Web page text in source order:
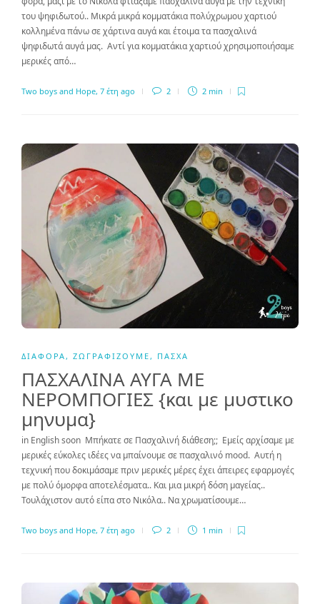
του ψηφιδωτού.. Μικρά μικρά κομματάκια πολύχρωμου χαρτιού
κολλημένα πάνω σε χάρτινα αυγά και έτοιμα τα πασχαλινά
ψηφιδωτά αυγά μας. Αντί για κομματάκια χαρτιού χρησιμοποιήσαμε
μερικές από…
Two boys and Hope, 7 έτη ago 2 2 min
ΔΙΆΦΟΡΑ, ΖΩΓΡΑΦΊΖΟΥΜΕ, ΠΆΣΧΑ
ΠΑΣΧΑΛΙΝΑ ΑΥΓΑ ΜΕ
ΝΕΡΟΜΠΟΓΙΕΣ {και με μυστικο
μηνυμα}
in English soon Μπήκατε σε Πασχαλινή διάθεση;; Εμείς αρχίσαμε με
μερικές εύκολες ιδέες να μπαίνουμε σε πασχαλινό mood. Αυτή η
τεχνική που δοκιμάσαμε πριν μερικές μέρες έχει άπειρες εφαρμογές
με πολύ όμορφα αποτελέσματα.. Και μια μικρή δόση μαγείας..
Τουλάχιστον αυτό είπα στο Νικόλα.. Να χρωματίσουμε…
Two boys and Hope, 7 έτη ago 2 1 min